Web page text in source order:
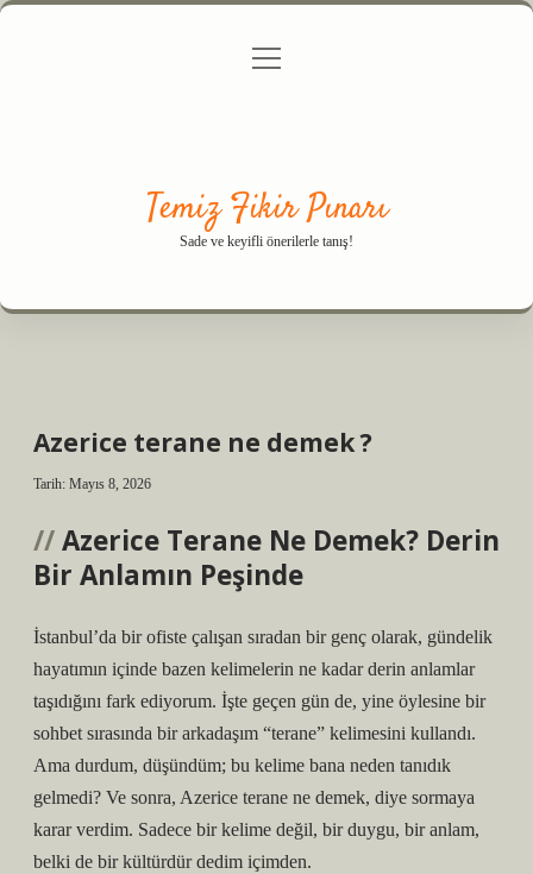
Gizlilik Politikası
menüyü
Temiz Fikir Pınarı
Sade ve keyifli önerilerle tanış!
Azerice terane ne demek ?
Tarih: Mayıs 8, 2026
Azerice Terane Ne Demek? Derin
Bir Anlamın Peşinde
İstanbul’da bir ofiste çalışan sıradan bir genç olarak, gündelik
hayatımın içinde bazen kelimelerin ne kadar derin anlamlar
taşıdığını fark ediyorum. İşte geçen gün de, yine öylesine bir
sohbet sırasında bir arkadaşım “terane” kelimesini kullandı.
Ama durdum, düşündüm; bu kelime bana neden tanıdık
gelmedi? Ve sonra, Azerice terane ne demek, diye sormaya
karar verdim. Sadece bir kelime değil, bir duygu, bir anlam,
belki de bir kültürdür dedim içimden.